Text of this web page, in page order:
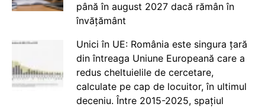
până în august 2027 dacă rămân în
învățământ
Unici în UE: România este singura țară
din întreaga Uniune Europeană care a
redus cheltuielile de cercetare,
calculate pe cap de locuitor, în ultimul
deceniu. Între 2015-2025, spațiul